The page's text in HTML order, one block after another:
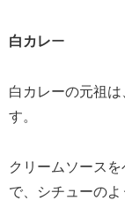
白カレー
白カレーの元祖は
す。
クリームソース
で、シチューのよ